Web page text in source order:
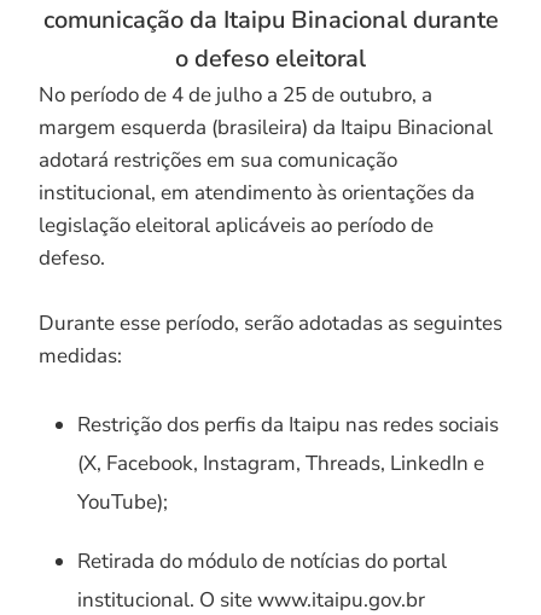
comunicação da Itaipu Binacional durante
o defeso eleitoral
No período de 4 de julho a 25 de outubro, a
margem esquerda (brasileira) da Itaipu Binacional
adotará restrições em sua comunicação
institucional, em atendimento às orientações da
legislação eleitoral aplicáveis ao período de
defeso.
Durante esse período, serão adotadas as seguintes
medidas:
Restrição dos perfis da Itaipu nas redes sociais
(X, Facebook, Instagram, Threads, LinkedIn e
YouTube);
Retirada do módulo de notícias do portal
institucional. O site www.itaipu.gov.br